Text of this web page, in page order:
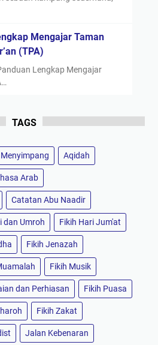
Mengajar Taman
(TPA)
Lengkap Mengajar
TAGS
Aqidah
Arab
Catatan Abu Naadir
dan Umroh Fikih Hari Jum'at
Fikih Jenazah
Fikih Musik
dan Perhiasan Fikih Puasa
Fikih Zakat
Jalan Kebenaran